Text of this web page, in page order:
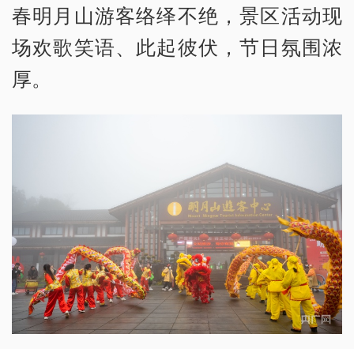
春明月山游客络绎不绝，景区活动现
场欢歌笑语、此起彼伏，节日氛围浓
厚。